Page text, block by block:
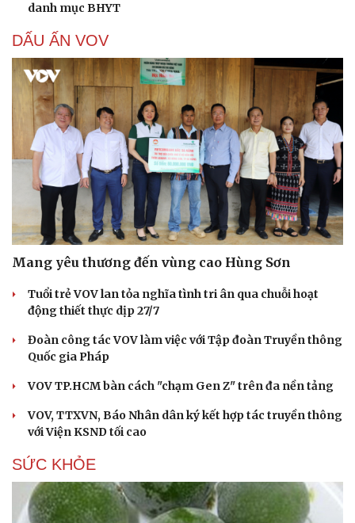
danh mục BHYT
DẤU ẤN VOV
Mang yêu thương đến vùng cao Hùng Sơn
Tuổi trẻ VOV lan tỏa nghĩa tình tri ân qua chuỗi hoạt
động thiết thực dịp 27/7
Đoàn công tác VOV làm việc với Tập đoàn Truyền thông
Quốc gia Pháp
VOV TP.HCM bàn cách "chạm Gen Z" trên đa nền tảng
VOV, TTXVN, Báo Nhân dân ký kết hợp tác truyền thông
với Viện KSND tối cao
SỨC KHỎE